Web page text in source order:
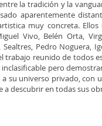
la tradición y la
aparentemente
muy concreta. Ellos
Vivo, Belén Orta,
Pedro Noguera,
trabajo reunido de todos
pero
su universo privado, con
a descubrir en todas sus